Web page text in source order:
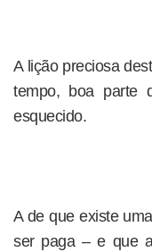
A lição preciosa
tempo, boa parte
esquecido.
A de que existe
ser paga – e que